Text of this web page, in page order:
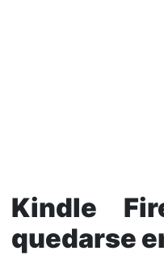
Kindle
quedarse